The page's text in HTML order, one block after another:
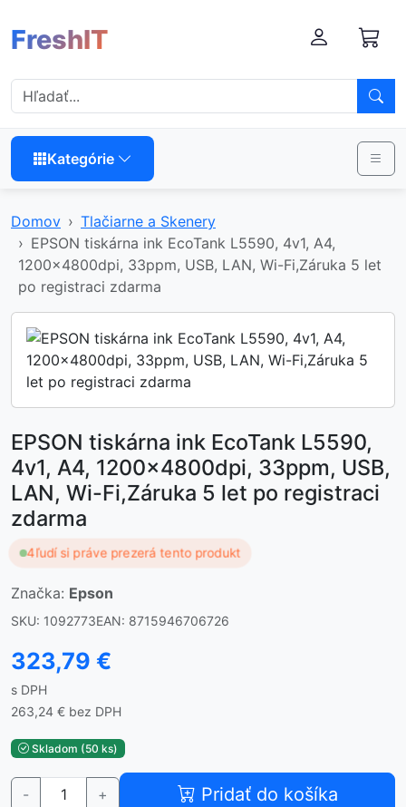
FreshIT
Kategórie
Domov
Tlačiarne a Skenery
EPSON tiskárna ink EcoTank L5590, 4v1, A4,
1200x4800dpi, 33ppm, USB, LAN, Wi-Fi,Záruka 5 let
po registraci zdarma
EPSON tiskárna ink EcoTank L5590,
4v1, A4, 1200x4800dpi, 33ppm, USB,
LAN, Wi-Fi,Záruka 5 let po registraci
zdarma
4ľudí si práve prezerá tento produkt
Značka: Epson
SKU: 1092773EAN: 8715946706726
323,79 €
s DPH
263,24 € bez DPH
Skladom (50 ks)
- + Pridať do košíka